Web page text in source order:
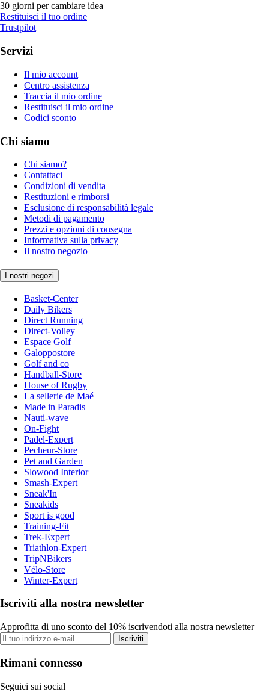
30 giorni per cambiare idea
Restituisci il tuo ordine
Trustpilot
Servizi
Il mio account
Centro assistenza
Traccia il mio ordine
Restituisci il mio ordine
Codici sconto
Chi siamo
Chi siamo?
Contattaci
Condizioni di vendita
Restituzioni e rimborsi
Esclusione di responsabilità legale
Metodi di pagamento
Prezzi e opzioni di consegna
Informativa sulla privacy
Il nostro negozio
I nostri negozi
Basket-Center
Daily Bikers
Direct Running
Direct-Volley
Espace Golf
Galoppostore
Golf and co
Handball-Store
House of Rugby
La sellerie de Maé
Made in Paradis
Nauti-wave
On-Fight
Padel-Expert
Pecheur-Store
Pet and Garden
Slowood Interior
Smash-Expert
Sneak'In
Sneakids
Sport is good
Training-Fit
Trek-Expert
Triathlon-Expert
TripNBikers
Vélo-Store
Winter-Expert
Iscriviti alla nostra newsletter
Approfitta di uno sconto del 10% iscrivendoti alla nostra newsletter
Iscriviti
Rimani connesso
Seguici sui social